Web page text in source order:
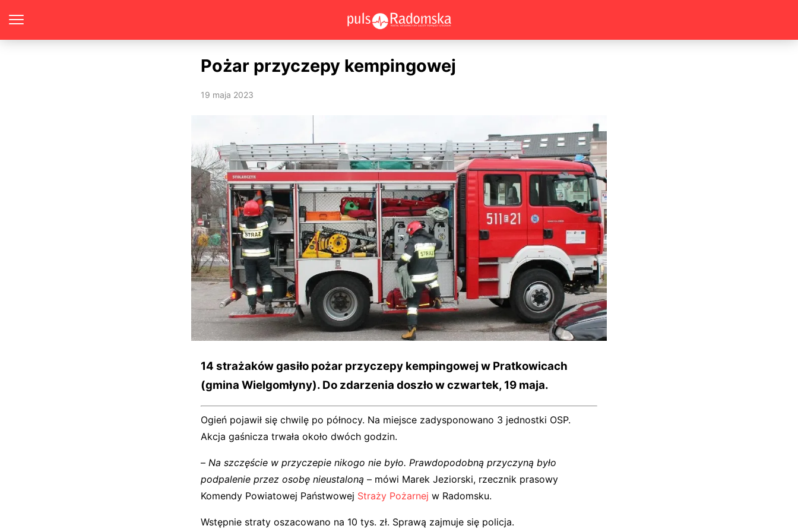
Pożar przyczepy kempingowej
19 maja 2023
14 strażaków gasiło pożar przyczepy kempingowej w Pratkowicach
(gmina Wielgomłyny). Do zdarzenia doszło w czwartek, 19 maja.
Ogień pojawił się chwilę po północy. Na miejsce zadysponowano 3 jednostki OSP.
Akcja gaśnicza trwała około dwóch godzin.
– Na szczęście w przyczepie nikogo nie było. Prawdopodobną przyczyną było
podpalenie przez osobę nieustaloną – mówi Marek Jeziorski, rzecznik prasowy
Komendy Powiatowej Państwowej Straży Pożarnej w Radomsku.
Wstępnie straty oszacowano na 10 tys. zł. Sprawą zajmuje się policja.